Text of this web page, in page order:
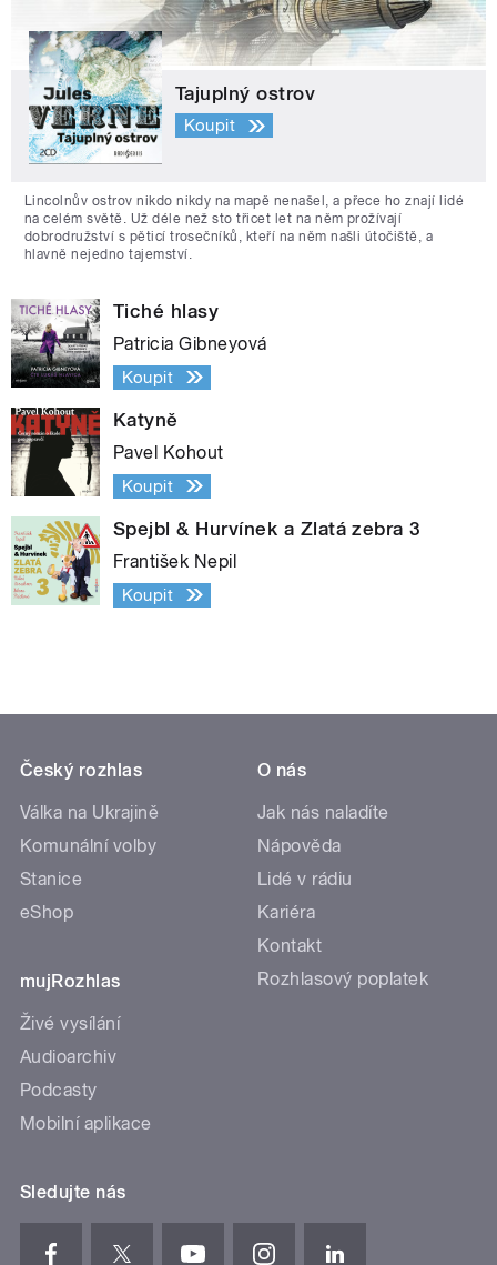
Tajuplný ostrov
Koupit
Lincolnův ostrov nikdo nikdy na mapě nenašel, a přece ho znají lidé
na celém světě. Už déle než sto třicet let na něm prožívají
dobrodružství s pěticí trosečníků, kteří na něm našli útočiště, a
hlavně nejedno tajemství.
Tiché hlasy
Patricia Gibneyová
Koupit
Katyně
Pavel Kohout
Koupit
Spejbl & Hurvínek a Zlatá zebra 3
František Nepil
Koupit
Český rozhlas
Válka na Ukrajině
Komunální volby
Stanice
eShop
mujRozhlas
Živé vysílání
Audioarchiv
Podcasty
Mobilní aplikace
O nás
Jak nás naladíte
Nápověda
Lidé v rádiu
Kariéra
Kontakt
Rozhlasový poplatek
Sledujte nás